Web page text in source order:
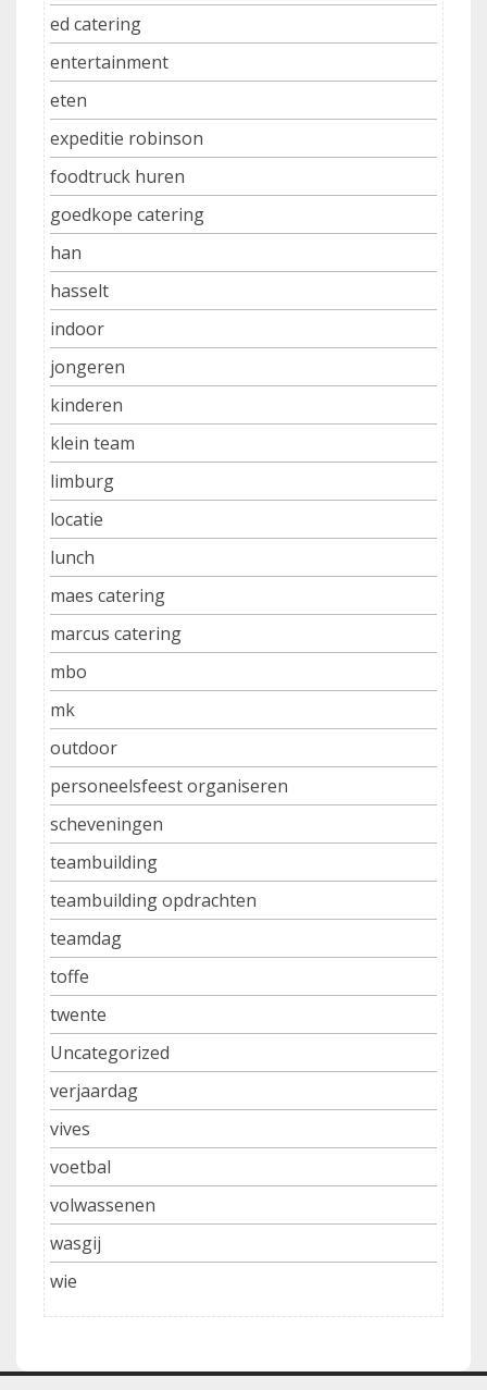
ed catering
entertainment
eten
expeditie robinson
foodtruck huren
goedkope catering
han
hasselt
indoor
jongeren
kinderen
klein team
limburg
locatie
lunch
maes catering
marcus catering
mbo
mk
outdoor
personeelsfeest organiseren
scheveningen
teambuilding
teambuilding opdrachten
teamdag
toffe
twente
Uncategorized
verjaardag
vives
voetbal
volwassenen
wasgij
wie